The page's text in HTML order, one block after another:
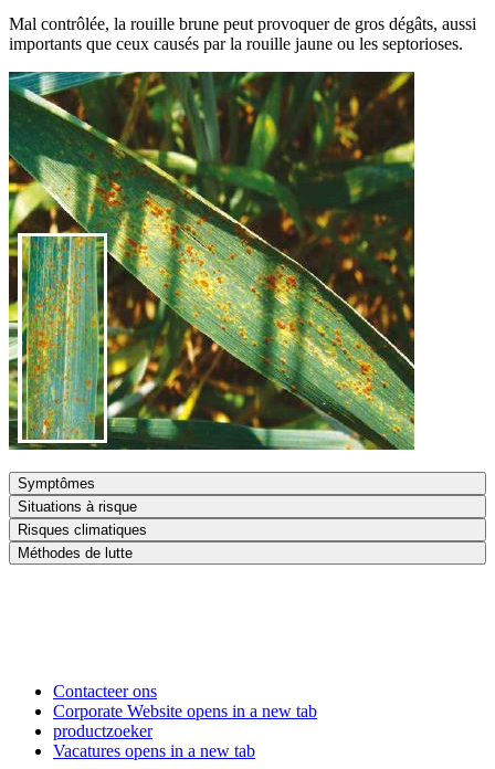
Mal contrôlée, la rouille brune peut provoquer de gros dégâts, aussi
importants que ceux causés par la rouille jaune ou les septorioses.
Symptômes
Situations à risque
Risques climatiques
Méthodes de lutte
Contacteer ons
Corporate Website opens in a new tab
productzoeker
Vacatures opens in a new tab